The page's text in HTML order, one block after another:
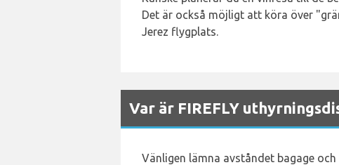
Det är också möjligt att köra över
Jerez flygplats.
Var är FIREFLY
Vänligen lämna avståndet bagage